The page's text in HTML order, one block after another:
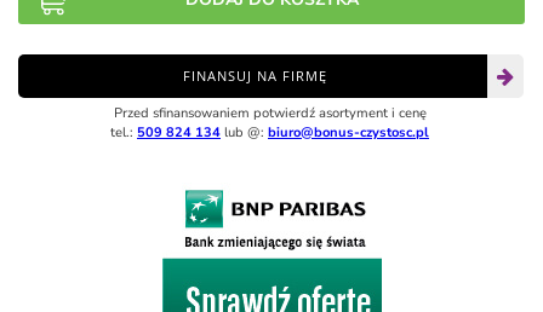
FINANSUJ NA FIRMĘ
Przed sfinansowaniem potwierdź asortyment i cenę
tel.: 509 824 134 lub @: biuro@bonus-czystosc.pl